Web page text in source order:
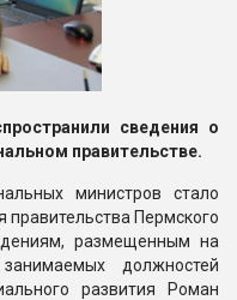
сведения о
правительстве.
министров стало
правительства Пермского
размещенным на
должностей
развития Роман